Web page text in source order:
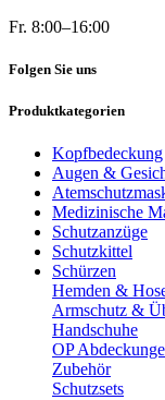
Fr. 8:00–16:00
Folgen Sie uns
Produktkategorien
Kopfbedeckung
Augen &
Medizinische
Schutzanzüge
Schutzkittel
Schürzen
Hemden &
Armschutz &
Handschuhe
OP
Zubehör
Schutzsets